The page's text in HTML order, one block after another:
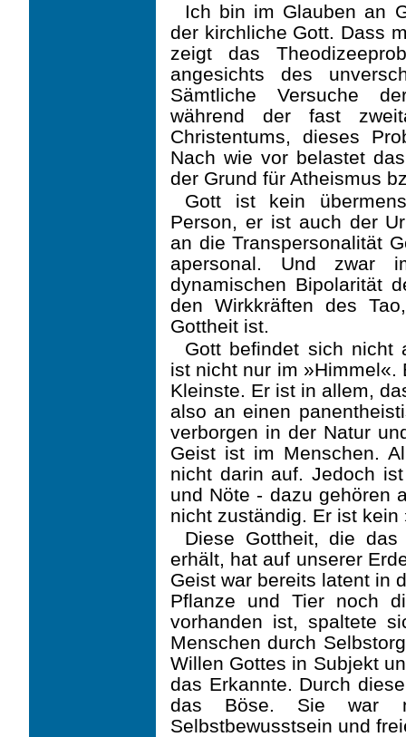
Ich bin im Glauben an
der kirchliche Gott. Dass
zeigt das
angesichts des
Sämtliche Versuche
während der fast
Christentums, dieses
Nach wie vor belastet
der Grund für Atheismus
Gott ist kein
Person, er ist auch der
an die Transpersonalität
apersonal. Und zwar
dynamischen Bipolarität
den Wirkkräften des
Gottheit ist.
Gott befindet sich nicht
ist nicht nur im
Kleinste. Er ist in allem,
also an einen
verborgen in der Natur
Geist ist im Menschen.
nicht darin auf. Jedoch
und Nöte - dazu gehören
nicht zuständig. Er ist
Diese Gottheit, die
erhält, hat auf unserer
Geist war bereits latent in
Pflanze und Tier noch
vorhanden ist, spaltete
Menschen durch
Willen Gottes in Subjekt
das Erkannte. Durch
das Böse. Sie war
Selbstbewusstsein und